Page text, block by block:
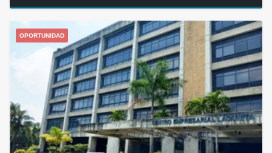
OPORTUNIDAD